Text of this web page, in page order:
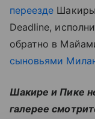
переезде
Deadline,
обратно в
сыновьями
Шакире и Пике
галерее